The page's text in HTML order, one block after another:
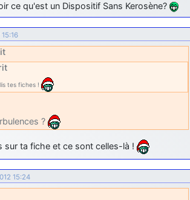
ce qu'est un Dispositif Sans Kerosène?
tes fiches !
?
sur ta fiche et ce sont celles-là !
15:24